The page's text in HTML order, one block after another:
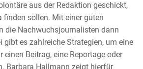
aus der Redaktion geschickt,
finden sollen. Mit einer guten
die Nachwuchsjournalisten dann
gibt es zahlreiche Strategien, um eine
einen Beitrag, eine Reportage oder
Barbara Hallmann zeigt hierfür